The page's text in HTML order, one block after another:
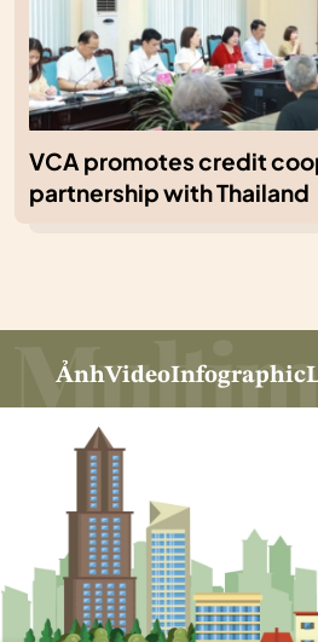
VCA promotes credit
partnership with Thailand
ẢnhVideoInfographic